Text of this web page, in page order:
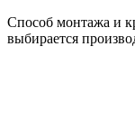
Способ монтажа и
выбирается